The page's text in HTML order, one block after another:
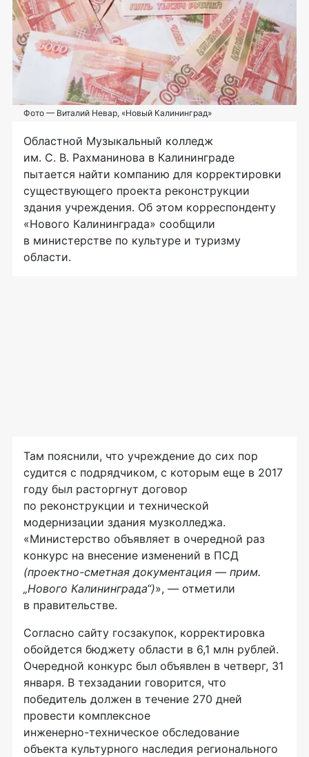
Фото — Виталий Невар, «Новый Калининград»
Областной Музыкальный колледж
им. С. В. Рахманинова в Калининграде
пытается найти компанию для корректировки
существующего проекта реконструкции
здания учреждения. Об этом корреспонденту
«Нового Калининграда» сообщили
в министерстве по культуре и туризму
области.
Там пояснили, что учреждение до сих пор
судится с подрядчиком, с которым еще в 2017
году был расторгнут договор
по реконструкции и технической
модернизации здания музколледжа.
«Министерство объявляет в очередной раз
конкурс на внесение изменений в ПСД
(проектно-сметная документация — прим.
„Нового Калининграда“)», — отметили
в правительстве.
Согласно сайту госзакупок, корректировка
обойдется бюджету области в 6,1 млн рублей.
Очередной конкурс был объявлен в четверг, 31
января. В техзадании говорится, что
победитель должен в течение 270 дней
провести комплексное
инженерно-техническое обследование
объекта культурного наследия регионального